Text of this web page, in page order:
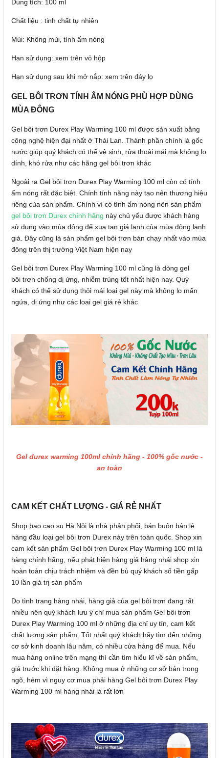
Dung tích: 100 ml
Chất liệu : tinh chất tự nhiên
Mùi: Không mùi, tính ấm nóng
Hạn sử dụng: xem trên vỏ hộp
Hạn sử dụng sau khi mở nắp: xem trên đáy lọ
GEL BÔI TRƠN TÍNH ÂM NÓNG PHÙ HỢP DÙNG
MÙA ĐÔNG
Gel bôi trơn Durex Play Warming 100 ml được sản xuất bằng
công nghệ hiện đại nhất ở Thái Lan. Thành phần chính là gốc
nước giúp quý khách có thể vệ sinh, rửa thoải mái mà không lo
dính, khó rửa như các hãng gel bôi trơn khác
Ngoài ra Gel bôi trơn Durex Play Warming 100 ml còn có tính
ấm nóng rất đặc biệt. Chính tính năng này tạo nên thương hiệu
riêng của sản phẩm. Chính vì có tính ấm nóng nên sản phẩm
gel bôi trơn Durex chính hãng này chủ yếu được khách hàng
sử dụng vào mùa đông để xua tan giá lạnh của mùa đông lạnh
giá. Đây cũng là sản phẩm gel bôi trơn bán chạy nhất vào mùa
đông trên thị trường Việt Nam hiện nay
Gel bôi trơn Durex Play Warming 100 ml cũng là dòng gel
bôi trơn chống dị ứng, nhiễm trùng tốt nhất hiện nay. Quý
khách có thể sử dụng thỏi mái loại gel này mà không lo mẩn
ngứa, dị ứng như các loại gel giá rẻ khác
Gel durex warming 100ml chính hãng - 100% gốc nước -
an toàn
CAM KẾT CHẤT LƯỢNG - GIÁ RẺ NHẤT
Shop bao cao su Hà Nội là nhà phân phối, bán buôn bán lẻ
hàng đầu loại gel bôi trơn Durex này trên toàn quốc. Shop xin
cam kết sản phẩm Gel bôi trơn Durex Play Warming 100 ml là
hàng chính hãng, nếu phát hiện hàng giả hàng nhái shop xin
hoàn toàn chịu trách nhiệm và đền bù quý khách số tiền gấp
10 lần giá trị sản phẩm
Do tình trạng hàng nhái, hàng giả của gel bôi trơn đang rất
nhiều nên quý khách lưu ý chỉ mua sản phẩm Gel bôi trơn
Durex Play Warming 100 ml ở những địa chỉ uy tín, cam kết
chất lượng sản phẩm. Tốt nhất quý khách hãy tìm đến những
cơ sở kinh doanh lâu năm, có nhiều cửa hàng để mua. Nếu
mua hàng online trên mạng thì cần tìm hiểu kĩ về sản phẩm,
giá trước khi đặt hàng. Không mua ở những cơ sở bán trong
ngõ, hẻm vì nguy cơ mua phải hàng Gel bôi trơn Durex Play
Warming 100 ml hàng nhái là rất lớn